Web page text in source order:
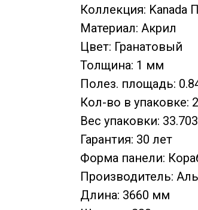
Коллекция: Kanada
Материал: Акрил
Цвет: Гранатовый
Толщина: 1 мм
Полез. площадь:
Кол-во в упаковке:
Вес упаковки:
Гарантия: 30 лет
Форма панели:
Производитель:
Длина: 3660 мм